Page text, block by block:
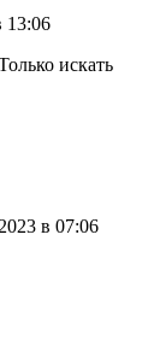
13:06
искать
в 07:06